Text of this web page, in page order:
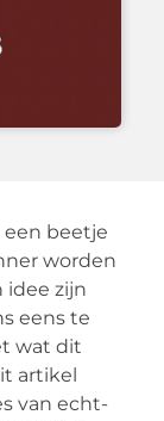
een beetje
worden
idee zijn
eens te
wat dit
artikel
van echt-